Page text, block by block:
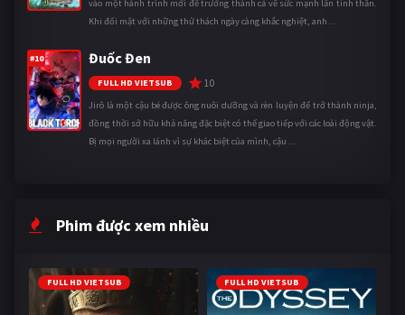
vào một hành trình mới để trưởng thành cả về sức mạnh lẫn tinh thần.
Khi đối mặt với những thử thách ngày càng khắc nghiệt, anh ...
#10 Đuốc Đen
FULL HD VIETSUB 10
Jirô là một cậu bé được ông nuôi dưỡng và rèn luyện để trở thành ninja,
đồng thời sở hữu khả năng đặc biệt có thể giao tiếp với các loài động vật.
Bị mọi người xa lánh vì sự khác biệt của mình, cậu ...
Phim được xem nhiều
FULL HD VIETSUB FULL HD VIETSUB